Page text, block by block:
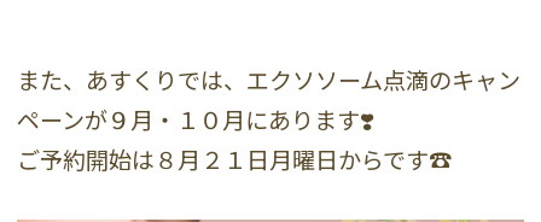
また、あすくりでは、エクソソーム点滴のキャン
ペーンが９月・１０月にあります❣️
ご予約開始は８月２１日月曜日からです☎️